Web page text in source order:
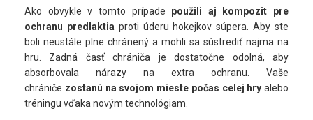
Ako obvykle v tomto prípade použili aj kompozit pre
ochranu predlaktia proti úderu hokejkov súpera. Aby ste
boli neustále plne chránený a mohli sa sústrediť najmä na
hru. Zadná časť chrániča je dostatočne odolná, aby
absorbovala nárazy na extra ochranu. Vaše
chrániče zostanú na svojom mieste počas celej hry alebo
tréningu vďaka novým technológiam.